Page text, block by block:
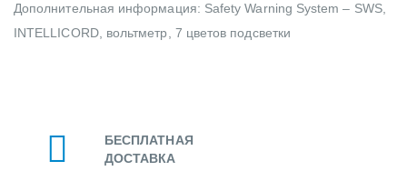
Дополнительная информация: Safety Warning System – SWS,
INTELLICORD, вольтметр, 7 цветов подсветки
БЕСПЛАТНАЯ
ДОСТАВКА